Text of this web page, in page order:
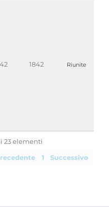
1842 Riunite
23 elementi
1 Successivo